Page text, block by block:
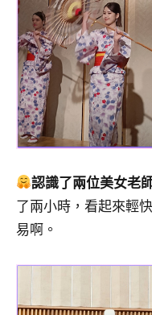
認識了兩位美女老
了兩小時，看起來輕
易啊。